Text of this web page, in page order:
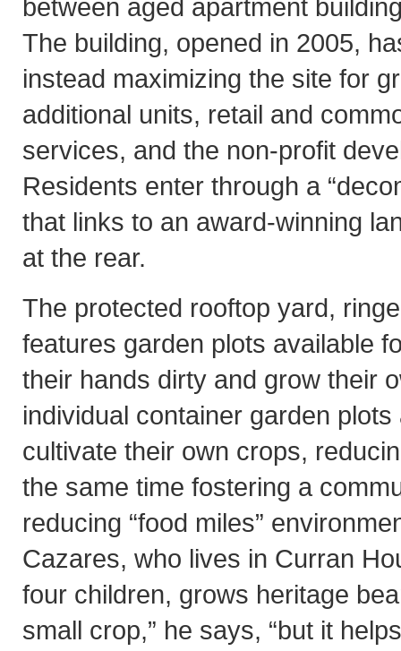
between aged apartment
The building, opened in 2005,
instead maximizing the site for
additional units, retail and
services, and the non-profit
Residents enter through a
that links to an award-winning
at the rear.
The protected rooftop yard,
features garden plots available
their hands dirty and grow their
individual container garden
cultivate their own crops,
the same time fostering a
reducing “food miles”
Cazares, who lives in Curran
four children, grows heritage
small crop,” he says, “but it